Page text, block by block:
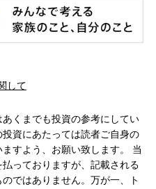
して
くまでも投資の参考にしてい
資にあたっては読者ご自身の
すよう、お願い致します。 当
っておりますが、記載される
ではありません。万が一、ト